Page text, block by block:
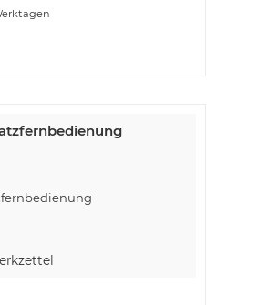
Toshiba,
Anzahl der unterstützten